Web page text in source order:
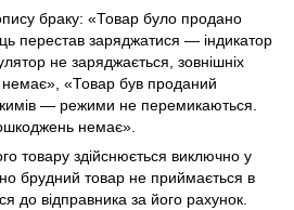
браку: «Товар було продано
перестав заряджатися — індикатор
не заряджається, зовнішніх
«Товар був проданий
— режими не перемикаються.
немає».
товару здійснюється виключно у
брудний товар не приймається в
до відправника за його рахунок.